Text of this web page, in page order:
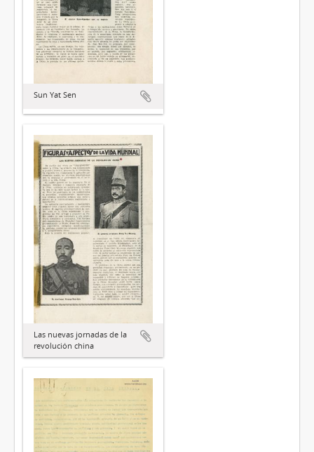
Sun Yat Sen
Las nuevas jornadas de la
revolución china